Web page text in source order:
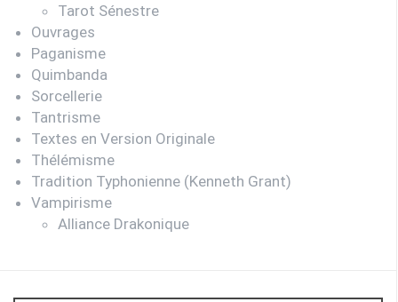
Tarot Sénestre
Ouvrages
Paganisme
Quimbanda
Sorcellerie
Tantrisme
Textes en Version Originale
Thélémisme
Tradition Typhonienne (Kenneth Grant)
Vampirisme
Alliance Drakonique